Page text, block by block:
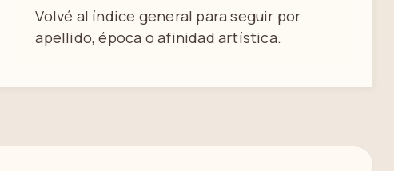
Volvé al índice general para seguir por
apellido, época o afinidad artística.